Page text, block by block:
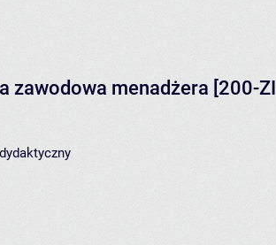
zawodowa menadżera [200-